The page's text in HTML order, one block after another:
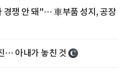
경쟁 안 돼"… 車부품 성지, 공장
… 아내가 놓친 것